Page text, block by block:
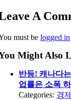
A
must belogged in
Might Also
반등! 캐나다
업률은 소폭
Categories: 경제